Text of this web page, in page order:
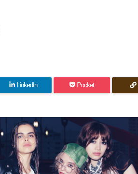
LinkedIn Pocket